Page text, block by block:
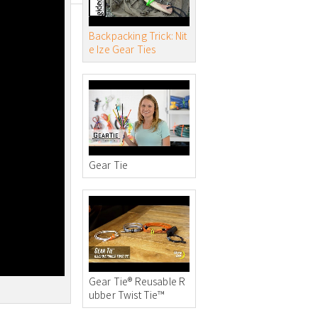
Backpacking Trick: Nit
e Ize Gear Ties
Gear Tie
Gear Tie® Reusable R
ubber Twist Tie™